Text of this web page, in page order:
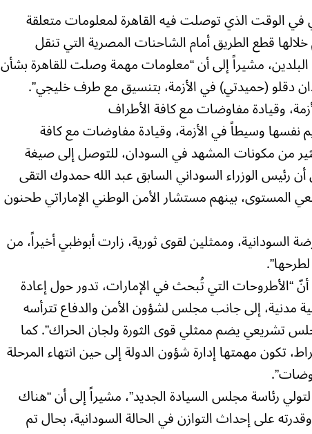
في الوقت الذي توصلت فيه القاهرة لمعلومات متعلقة
قطع الطريق أمام الشاحنات المصرية التي تنقل
البلدين، مشيراً إلى أن “معلومات مهمة وصلت للقاهرة بشأن
دقلو (حميدتي) في الأزمة، بتنسيق مع طرف خليجي”.
وقيادة مفاوضات مع كافة الأطراف
وسيطاً في الأزمة، وقيادة مفاوضات مع كافة
من مكونات المشهد في السودان، للتوصل إلى صيغة
رئيس الوزراء السوداني السابق عبد الله حمدوك التقى
المستوى، بينهم مستشار الأمن الوطني الإماراتي طحنون
وممثلين لقوى ثورية، زارت أبوظبي أخيراً، من
التي تُبحث في الإمارات، تدور حول إعادة
إلى جانب مجلس لشؤون الأمن والدفاع تترأسه
تشريعي يضم ممثلي قوى الثورة ولجان الحراك”. كما
تكون مهمتها إدارة شؤون الدولة إلى حين انتهاء المرحلة
رئاسة مجلس السيادة الجديد”، مشيراً إلى أن “هناك
على إحداث التوازن في الحالة السودانية، بحال تم